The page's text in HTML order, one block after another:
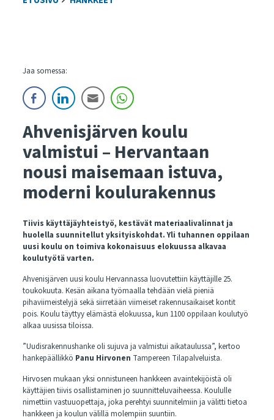
Jaa somessa:
Ahvenisjärven koulu
valmistui – Hervantaan
nousi maisemaan istuva,
moderni koulurakennus
Tiivis käyttäjäyhteistyö, kestävät materiaalivalinnat ja
huolella suunnitellut yksityiskohdat. Yli tuhannen oppilaan
uusi koulu on toimiva kokonaisuus elokuussa alkavaa
koulutyötä varten.
Ahvenisjärven uusi koulu Hervannassa luovutettiin käyttäjille 25.
toukokuuta. Kesän aikana työmaalla tehdään vielä pieniä
pihaviimeistelyjä sekä siirretään viimeiset rakennusaikaiset kontit
pois. Koulu täyttyy elämästä elokuussa, kun 1100 oppilaan koulutyö
alkaa uusissa tiloissa.
”Uudisrakennushanke oli sujuva ja valmistui aikataulussa”, kertoo
hankepäällikkö Panu Hirvonen Tampereen Tilapalveluista.
Hirvosen mukaan yksi onnistuneen hankkeen avaintekijöistä oli
käyttäjien tiivis osallistaminen jo suunnitteluvaiheessa. Koululle
nimettiin vastuuopettaja, joka perehtyi suunnitelmiin ja välitti tietoa
hankkeen ja koulun välillä molempiin suuntiin.